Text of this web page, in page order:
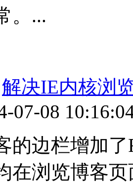
。...
解决IE内核浏
07-08
的边栏增加
在浏览博客